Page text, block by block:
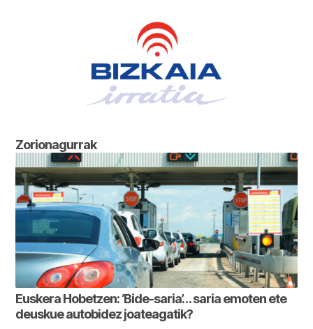
Zorionagurrak
Euskera Hobetzen: ‘Bide-saria’… saria emoten ete
deuskue autobidez joateagatik?